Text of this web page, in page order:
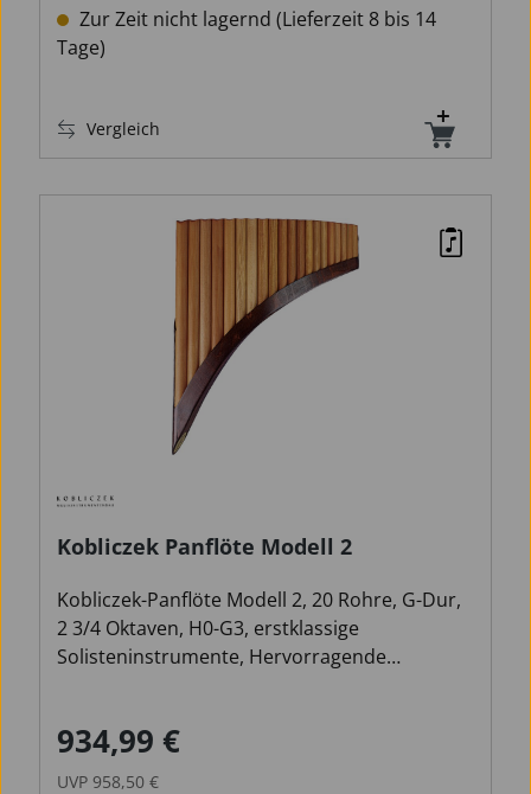
Zur Zeit nicht lagernd (Lieferzeit 8 bis 14
Tage)
Vergleich
Kobliczek Panflöte Modell 2
Kobliczek-Panflöte Modell 2, 20 Rohre, G-Dur,
2 3/4 Oktaven, H0-G3, erstklassige
Solisteninstrumente, Hervorragende
Verkaufspreis:
934,99 €
UVP 958,50 €